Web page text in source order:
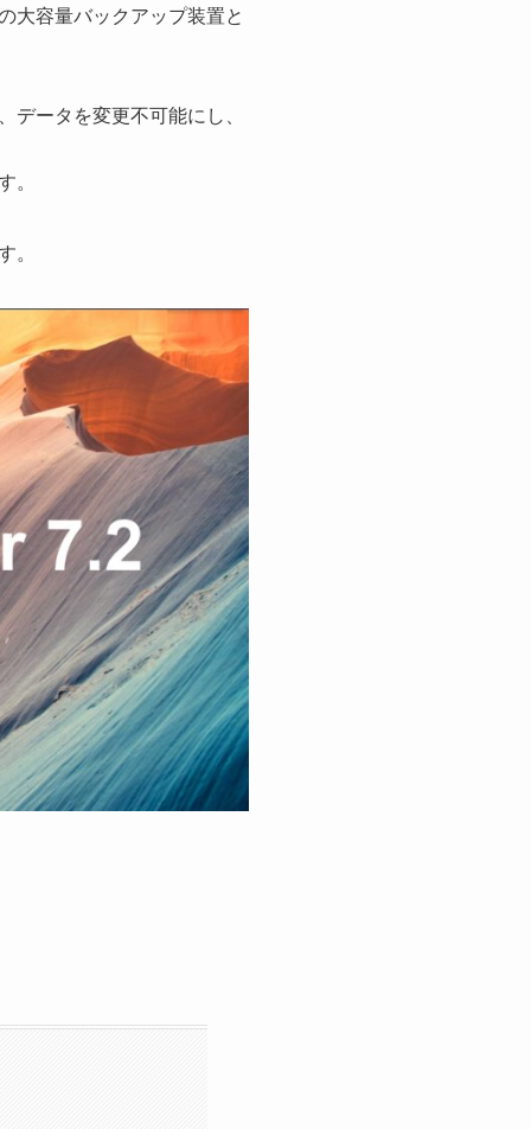
大容量バックアップ装置と
データを変更不可能にし、
。
。